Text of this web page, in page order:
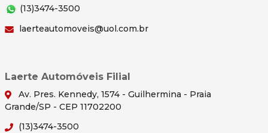
(13)3474-3500
laerteautomoveis@uol.com.br
Laerte Automóveis Filial
Av. Pres. Kennedy, 1574 - Guilhermina - Praia
Grande/SP - CEP 11702200
(13)3474-3500